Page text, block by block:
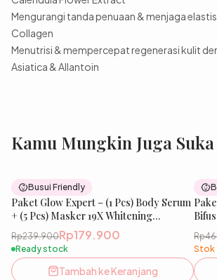
Mengurangi tanda penuaan & menjaga
Collagen
Menutrisi & mempercepat regenerasi kulit
Asiatica & Allantoin
Kamu Mungkin Juga Suka
Busui Friendly
Paket Glow Expert – (1 Pcs) Body Serum
+ (5 Pcs) Masker 19X Whitening
Complex | 10% Niacinamide,
Tranexamic Acid, Cysteamine
Rp239.900Rp179.900
Ready stock
Tambah ke Keranjang
Stok